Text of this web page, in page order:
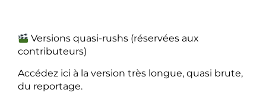
Versions quasi-rushs (réservées aux
contributeurs)
Accédez ici à la version très longue, quasi brute,
du reportage.